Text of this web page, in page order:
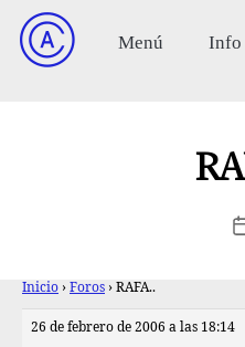
Inicio › Foros › RAFA..
26 de febrero de 2006 a las 18:14